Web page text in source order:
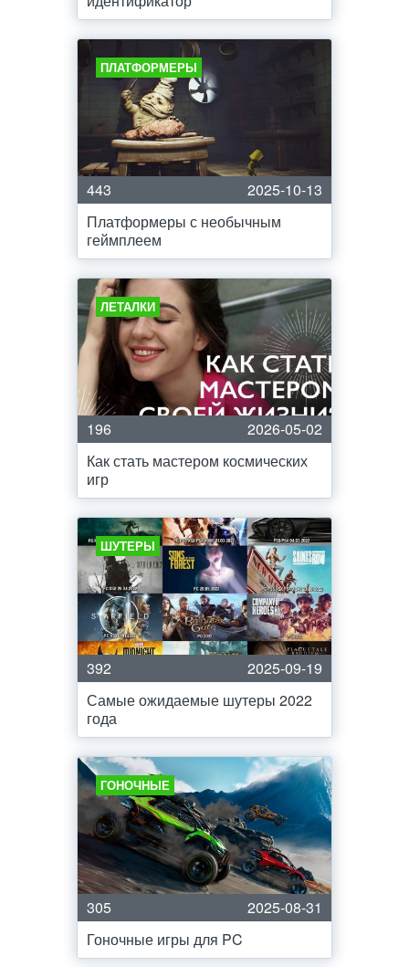
ПЛАТФОРМЕРЫ
443
2025-10-13
Платформеры с необычным
геймплеем
ЛЕТАЛКИ
196
2026-05-02
Как стать мастером космических
игр
ШУТЕРЫ
392
2025-09-19
Самые ожидаемые шутеры 2022
года
ГОНОЧНЫЕ
305
2025-08-31
Гоночные игры для PC